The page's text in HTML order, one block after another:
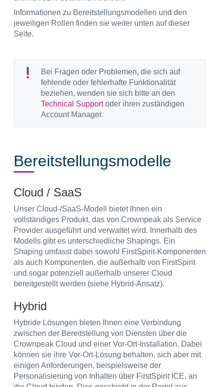
Informationen zu Bereitstellungsmodellen und den
jeweiligen Rollen finden sie weiter unten auf dieser
Seite.
Bei Fragen oder Problemen, die sich auf
fehlende oder fehlerhafte Funktionalität
beziehen, wenden sie sich bitte an den
Technical Supportoder ihren zuständigen
Account Manager.
Bereitstellungsmodelle
Cloud / SaaS
Unser Cloud-/SaaS-Modell bietet Ihnen ein
vollständiges Produkt, das von Crownpeak als Service
Provider ausgeführt und verwaltet wird. Innerhalb des
Modells gibt es unterschiedliche Shapings. Ein
Shaping umfasst dabei sowohl FirstSpirit-Komponenten
als auch Komponenten, die außerhalb von FirstSpirit
und sogar potenziell außerhalb unserer Cloud
bereitgestellt werden (siehe Hybrid-Ansatz).
Hybrid
Hybride Lösungen bieten Ihnen eine Verbindung
zwischen der Bereitstellung von Diensten über die
Crownpeak Cloud und einer Vor-Ort-Installation. Dabei
können sie ihre Vor-Ort-Lösung behalten, sich aber mit
einigen Anforderungen, beispielsweise der
Personalisierung von Inhalten über FirstSpirit ICE, an